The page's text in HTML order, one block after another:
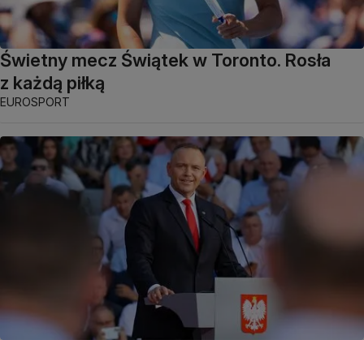
Świetny mecz Świątek w Toronto. Rosła
z każdą piłką
EUROSPORT